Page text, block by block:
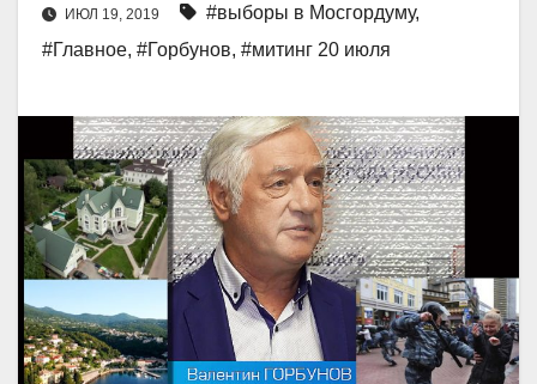
ИЮЛ 19, 2019 #выборы в Мосгордуму,
#Главное, #Горбунов, #митинг 20 июля